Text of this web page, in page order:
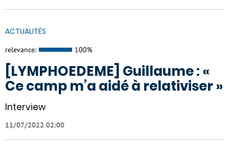
ACTUALITÉS
relevance: 100%
[LYMPHOEDEME] Guillaume : «
Ce camp m’a aidé à relativiser »
Interview
11/07/2022 02:00